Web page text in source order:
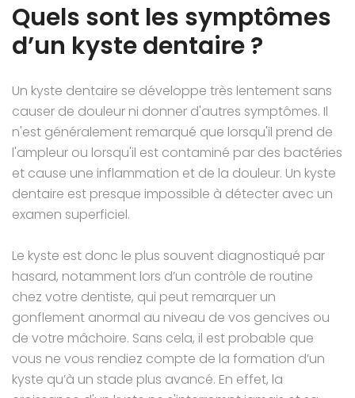
Quels sont les symptômes
d’un kyste dentaire ?
Un kyste dentaire se développe très lentement sans
causer de douleur ni donner d'autres symptômes. Il
n'est généralement remarqué que lorsqu'il prend de
l'ampleur ou lorsqu'il est contaminé par des bactéries
et cause une inflammation et de la douleur. Un kyste
dentaire est presque impossible à détecter avec un
examen superficiel.
Le kyste est donc le plus souvent diagnostiqué par
hasard, notamment lors d’un contrôle de routine
chez votre dentiste, qui peut remarquer un
gonflement anormal au niveau de vos gencives ou
de votre mâchoire. Sans cela, il est probable que
vous ne vous rendiez compte de la formation d’un
kyste qu’à un stade plus avancé. En effet, la